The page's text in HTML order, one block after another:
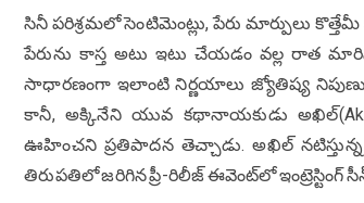
సినీ పరిశ్రమలో సెంటిమెంట్లు, పేరు మార్పులు
పేరును కాస్త అటు ఇటు చేయడం వల్ల రాత
సాధారణంగా ఇలాంటి నిర్ణయాలు జ్యోతిష్య
కానీ, అక్కినేని యువ కథానాయకుడు
ఊహించని ప్రతిపాదన తెచ్చాడు. అఖిల్
తిరుపతిలో జరిగిన ప్రీ-రిలీజ్ ఈవెంట్‌లో ఇంట్రెస్టింగ్